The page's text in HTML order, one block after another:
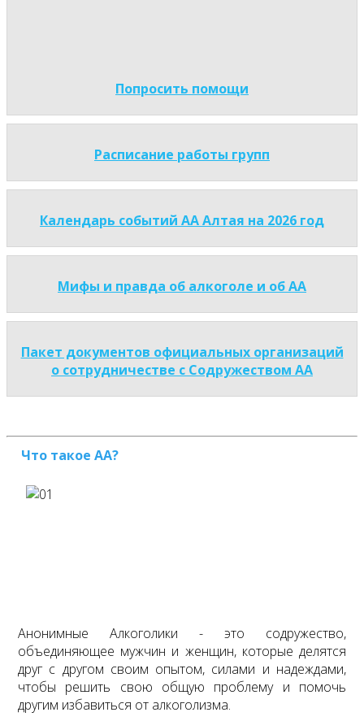
Попросить помощи
Расписание работы групп
Календарь событий АА Алтая на 2026 год
Мифы и правда об алкоголе и об АА
Пакет документов официальных организаций
о сотрудничестве с Содружеством АА
Что такое АА?
Анонимные Алкоголики - это содружество,
объединяющее мужчин и женщин, которые делятся
друг с другом своим опытом, силами и надеждами,
чтобы решить свою общую проблему и помочь
другим избавиться от алкоголизма.